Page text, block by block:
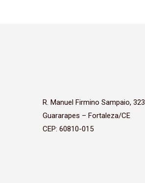
R. Manuel Firmino Sampaio, 323
Guararapes – Fortaleza/CE
CEP: 60810-015